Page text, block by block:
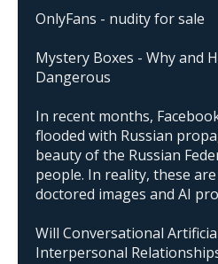
OnlyFans - nudity for sale
Mystery Boxes - Why and
Dangerous
In recent months,
flooded with Russian
beauty of the Russian
people. In reality, these
doctored images and AI
Will Conversational
Interpersonal